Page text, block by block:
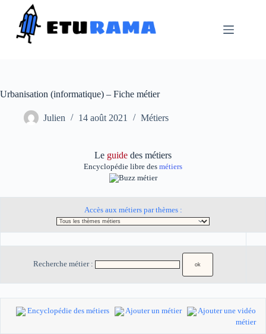
contenu
Urbanisation (informatique) – Fiche métier
Julien 14 août 2021 Métiers
Le guide des métiers
Encyclopédie libre des métiers
Accès aux métiers par thèmes :
Recherche métier :
Encyclopédie des métiers Ajouter un métier
Ajouter une vidéo
métier